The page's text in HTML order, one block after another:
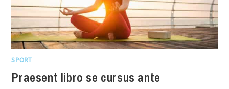
SPORT
Praesent libro se cursus ante